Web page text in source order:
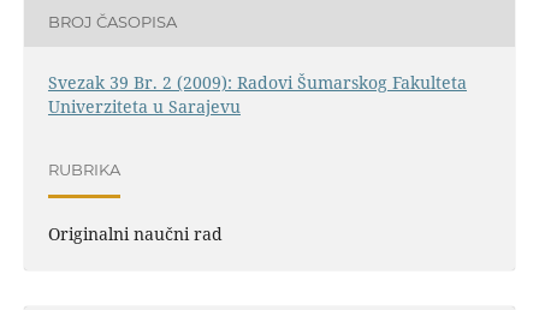
BROJ ČASOPISA
Svezak 39 Br. 2 (2009): Radovi Šumarskog Fakulteta
Univerziteta u Sarajevu
RUBRIKA
Originalni naučni rad